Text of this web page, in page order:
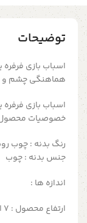
توضیحات
اسباب بازی
هماهنگی چشم و
اسباب بازی
خصوصیات
رنگ بدنه : چوب
جنس بدنه : چوب
اندازه ها :
ارتفاع محصول : 7 الی 8 سانتی متر